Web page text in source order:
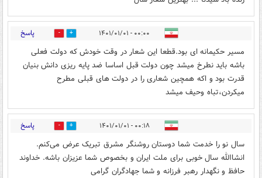
۰۰:۰۰ - ۱۴۰۱/۰۱/۰۱ 4 پاسخ
مسیر حکیمانه ای بود.قطعا این شعار در وقت خودش که دولت فعلی
باشه باید نطرخ میشد چون دولت قبل اساسا ضد پایه ریزی دانش بنیان
قدرت بود و اکه همچین شعاری را در دولت های قبلی مطرح
میکردن،تباه وحیف میشد
۰۰:۱۸ - ۱۴۰۱/۰۱/۰۱ 2 پاسخ
سال نو را خدمت شما دوستان روشنگر مشرق تبریک عرض می‌کنم.
انشاالله سال خوبی برای ملت ایران و بخصوص شما عزیزان باشه. خداوند
حافظ و نگهدار رهبر فرزانه و شما جهادگران گرامی